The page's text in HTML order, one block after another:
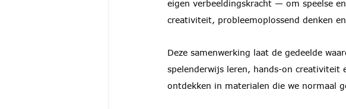
eigen verbeeldingskracht — om speelse
creativiteit, probleemoplossend denken
Deze samenwerking laat de gedeelde
spelenderwijs leren, hands-on creativiteit
ontdekken in materialen die we normaal